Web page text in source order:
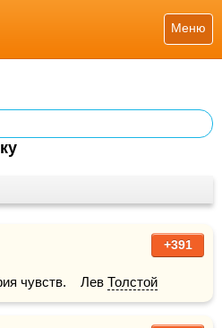
Меню
+391
чувств.    Лев Толстой